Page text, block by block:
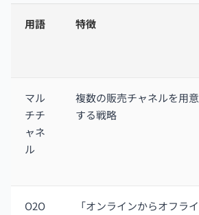
用語 特徴
マル
チチ
ャネ
ル
複数の販売チャネルを用意
する戦略
O2O 「オンラインからオフライ